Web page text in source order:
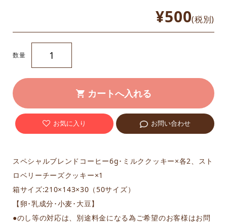
スペシャルブレンドコーヒー6g･ミルククッキー×各2、スト
ロベリーチーズクッキー×1
箱サイズ:210×143×30（50サイズ）
【卵･乳成分･小麦･大豆】
●のし等の対応は、別途料金になる為ご希望のお客様はお問
¥500(税別)
数量
お気に入り お問い合わせ